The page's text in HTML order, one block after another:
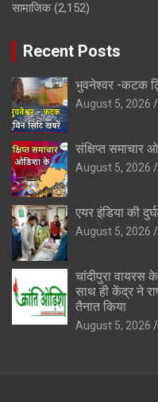
सामाजिक(2,152)
Recent Posts
भुवनेश्वर -कटक
August 5, 2026
संक्षिप्त समाचार
August 5, 2026
एयर इंडिया की
August 5, 2026
चांदीपुरा
साथ ही केंद्र ने
तैनात किया
August 5, 2026